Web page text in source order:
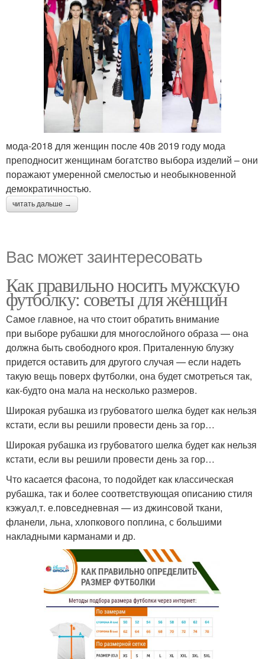
мода-2018 для женщин после 40в 2019 году мода
преподносит женщинам богатство выбора изделий – они
поражают умеренной смелостью и необыкновенной
демократичностью.
читать дальше →
Вас может заинтересовать
Как правильно носить мужскую
футболку: советы для женщин
Самое главное, на что стоит обратить внимание
при выборе рубашки для многослойного образа — она
должна быть свободного кроя. Приталенную блузку
придется оставить для другого случая — если надеть
такую вещь поверх футболки, она будет смотреться так,
как-будто она мала на несколько размеров.
Широкая рубашка из грубоватого шелка будет как нельзя
кстати, если вы решили провести день за гор…
Широкая рубашка из грубоватого шелка будет как нельзя
кстати, если вы решили провести день за гор…
Что касается фасона, то подойдет как классическая
рубашка, так и более соответствующая описанию стиля
кэжуал,т. е.повседневная — из джинсовой ткани,
фланели, льна, хлопкового поплина, с большими
накладными карманами и др.